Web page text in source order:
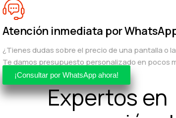
Atención inmediata por
¿Tienes dudas sobre el precio de una pantalla o
Te damos presupuesto personalizado en pocos
¡Consultar por WhatsApp ahora!
Expertos en